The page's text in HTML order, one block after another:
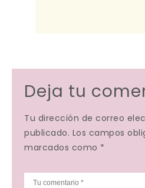
Deja tu
Tu dirección de correo
publicado. Los campos
marcados como *